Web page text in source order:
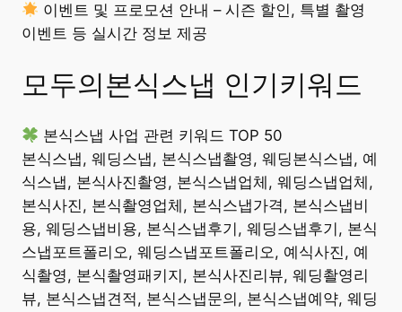
이벤트 및 프로모션 안내 – 시즌 할인, 특별 촬영
이벤트 등 실시간 정보 제공
모두의본식스냅 인기키워드
본식스냅 사업 관련 키워드 TOP 50
본식스냅, 웨딩스냅, 본식스냅촬영, 웨딩본식스냅, 예
식스냅, 본식사진촬영, 본식스냅업체, 웨딩스냅업체,
본식사진, 본식촬영업체, 본식스냅가격, 본식스냅비
용, 웨딩스냅비용, 본식스냅후기, 웨딩스냅후기, 본식
스냅포트폴리오, 웨딩스냅포트폴리오, 예식사진, 예
식촬영, 본식촬영패키지, 본식사진리뷰, 웨딩촬영리
뷰, 본식스냅견적, 본식스냅문의, 본식스냅예약, 웨딩